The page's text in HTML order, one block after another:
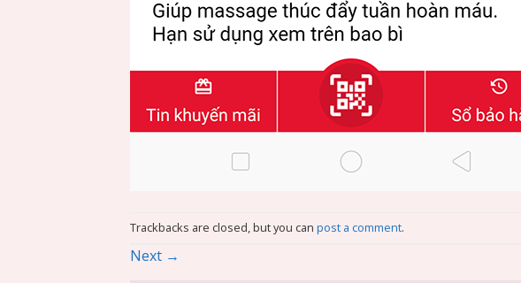
Trackbacks are closed, but you can post a comment.
Next →